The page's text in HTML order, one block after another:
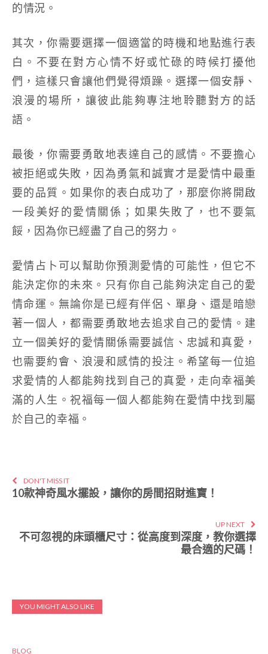
的情況。
其次，你需要選擇一個適當的時機和地點進行表
白。不要在對方心情不好或忙碌的時候打擾他
們，這樣只會讓他們覺得煩躁。選擇一個安靜、
浪漫的場所，讓彼此能夠專注地聆聽對方的話
語。
最後，你需要勇敢地表達自己的感情。不要擔心
被拒絕或失敗，因為勇氣和誠實才是愛情中最重
要的品質。如果你的表白成功了，那麼你將開啟
一段美好的愛情關係；如果失敗了，也不要氣
餒，因為你已經盡了自己的努力。
愛情占卜可以幫助你預測愛情的可能性，但它不
能決定你的未來。只有你自己能夠決定自己的愛
情命運。無論你是已經有伴侶、單身、還是暗戀
著一個人，都需要勇敢地去追求自己的愛情。建
立一個美好的愛情關係需要誠信、忠誠和真愛，
也需要約會、浪漫和感情的投注。希望每一位追
求愛情的人都能夠找到自己的真愛，走向幸福美
滿的人生。祝福每一個人都能夠在愛情中找到屬
於自己的幸福。
DON'T MISS IT
10款神奇風水擺設，讓你的房間招財進寶！
UP NEXT
不可忽視的床頭櫃尺寸：從高度到深度，教你選擇
最合適的尺碼！
YOU MIGHT ALSO LIKE
BLOG